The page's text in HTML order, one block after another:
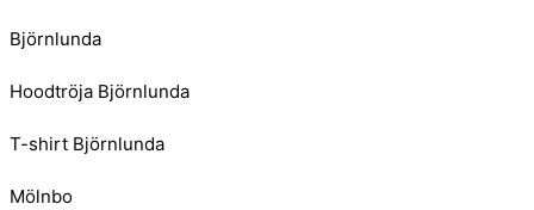
Björnlunda
Hoodtröja Björnlunda
T-shirt Björnlunda
Mölnbo